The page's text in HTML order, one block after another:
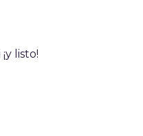
listo!